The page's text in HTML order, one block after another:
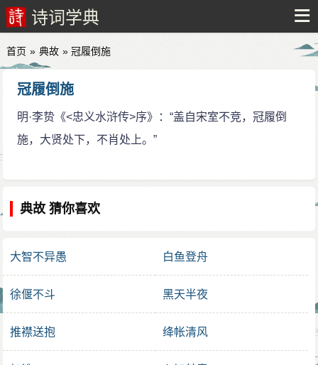
诗词学典
首页 » 典故 » 冠履倒施
冠履倒施
明·李贽《<忠义水浒传>序》：“盖自宋室不竞，冠履倒
施，大贤处下，不肖处上。”
典故 猜你喜欢
大智不异愚 白鱼登舟
徐偃不斗 黑天半夜
推襟送抱 绛帐清风